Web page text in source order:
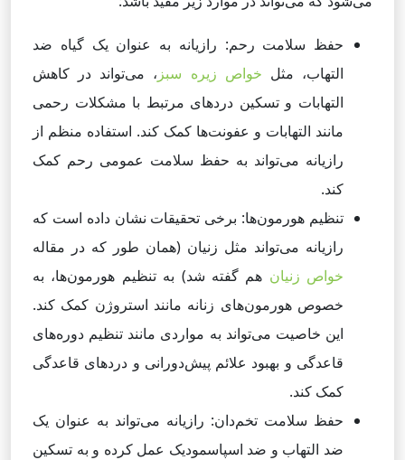
حفظ سلامت رحم: رازیانه به عنوان یک گیاه ضد
التهاب، مثل خواص زیره سبز ، می‌تواند در کاهش
التهابات و تسکین دردهای مرتبط با مشکلات رحمی
مانند التهابات و عفونت‌ها کمک کند. استفاده منظم از
رازیانه می‌تواند به حفظ سلامت عمومی رحم کمک
کند.
تنظیم هورمون‌ها: برخی تحقیقات نشان داده است که
رازیانه می‌تواند مثل زنیان (همان طور که در مقاله
خواص زنیان هم گفته شد) به تنظیم هورمون‌ها، به
خصوص هورمون‌های زنانه مانند استروژن کمک کند.
این خاصیت می‌تواند به مواردی مانند تنظیم دوره‌های
قاعدگی و بهبود علائم پیش‌دورانی و درد‌های قاعدگی
کمک کند.
حفظ سلامت تخم‌دان: رازیانه می‌تواند به عنوان یک
ضد التهاب و ضد اسپاسمودیک عمل کرده و به تسکین